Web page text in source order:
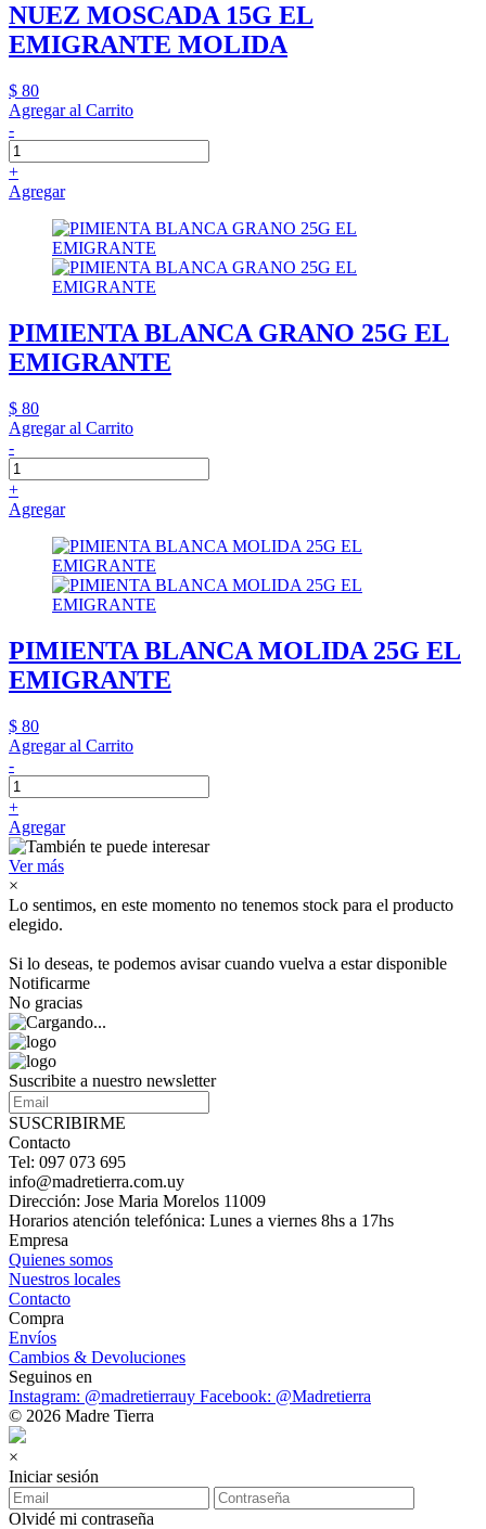
NUEZ MOSCADA 15G EL
EMIGRANTE MOLIDA
$ 80
Agregar al Carrito
-
+
Agregar
PIMIENTA BLANCA GRANO 25G EL
EMIGRANTE
$ 80
Agregar al Carrito
-
+
Agregar
PIMIENTA BLANCA MOLIDA 25G EL
EMIGRANTE
$ 80
Agregar al Carrito
-
+
Agregar
Ver más
×
Lo sentimos, en este momento no tenemos stock para el producto
elegido.
Si lo deseas, te podemos avisar cuando vuelva a estar disponible
Notificarme
No gracias
Suscribite a nuestro newsletter
SUSCRIBIRME
Contacto
Tel: 097 073 695
info@madretierra.com.uy
Dirección: Jose Maria Morelos 11009
Horarios atención telefónica: Lunes a viernes 8hs a 17hs
Empresa
Quienes somos
Nuestros locales
Contacto
Compra
Envíos
Cambios & Devoluciones
Seguinos en
Instagram: @madretierrauy Facebook: @Madretierra
© 2026 Madre Tierra
×
Iniciar sesión
Olvidé mi contraseña